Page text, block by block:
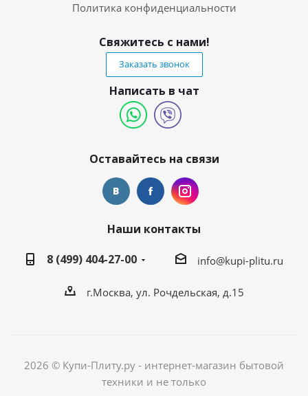
Политика конфиденциальности
Свяжитесь с нами!
Заказать звонок
Написать в чат
Оставайтесь на связи
Наши контакты
8 (499) 404-27-00
info@kupi-plitu.ru
г.Москва, ул. Рочдельская, д.15
2026 © Купи-Плиту.ру - интернет-магазин бытовой
техники и не только